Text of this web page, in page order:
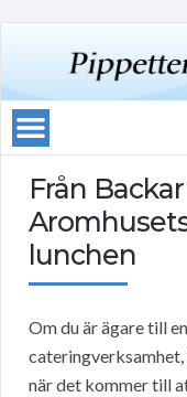
Från
lunchen
Om du är ägare till
när det kommer till